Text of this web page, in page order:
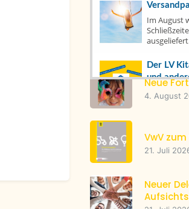
Letzte
Neue
4. August
VwV
21. Juli
Neuer
Im August
Der LV
und
Mitglied
erfahren
Warenkorb
Fachtag